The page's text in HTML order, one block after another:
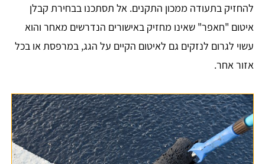
להחזיק בתעודה ממכון התקנים. אל תסתכנו בבחירת קבלן
איטום "חאפר" שאינו מחזיק באישורים הנדרשים מאחר והוא
עשוי לגרום לנזקים גם לאיטום הקיים על הגג, במרפסת או בכל
אזור אחר.